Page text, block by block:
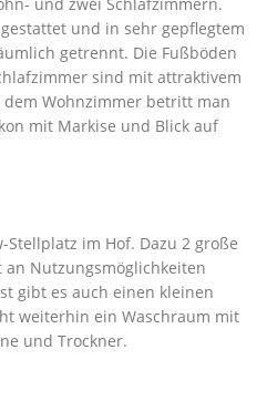
und in sehr gepflegtem
getrennt. Die Fußböden
sind mit attraktivem
dem Wohnzimmer betritt man
mit Markise und Blick auf
im Hof. Dazu 2 große
Nutzungsmöglichkeiten
gibt es auch einen kleinen
weiterhin ein Waschraum mit
und Trockner.